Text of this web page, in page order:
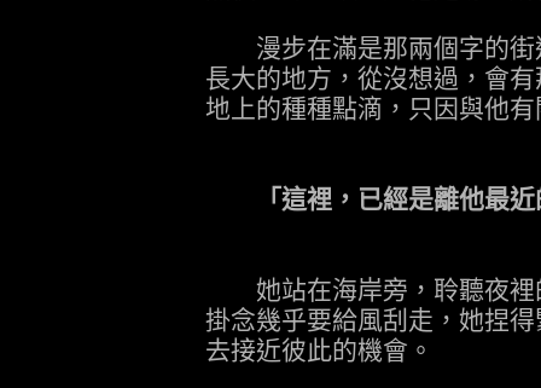
漫步在滿是那兩個字的街
長大的地方，從沒想過，會
地上的種種點滴，只因與他有
「這裡，已經是離他最
她站在海岸旁，聆聽夜裡
掛念幾乎要給風刮走，她捏
去接近彼此的機會。